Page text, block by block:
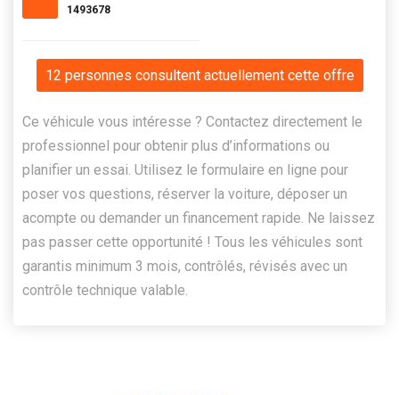
1493678
12 personnes consultent actuellement cette offre
Ce véhicule vous intéresse ? Contactez directement le
professionnel pour obtenir plus d’informations ou
planifier un essai. Utilisez le formulaire en ligne pour
poser vos questions, réserver la voiture, déposer un
acompte ou demander un financement rapide. Ne laissez
pas passer cette opportunité ! Tous les véhicules sont
garantis minimum 3 mois, contrôlés, révisés avec un
contrôle technique valable.